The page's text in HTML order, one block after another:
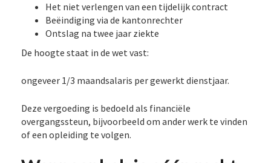
Het niet verlengen van een tijdelijk contract
Beëindiging via de kantonrechter
Ontslag na twee jaar ziekte
De hoogte staat in de wet vast:
ongeveer 1/3 maandsalaris per gewerkt dienstjaar.
Deze vergoeding is bedoeld als financiële
overgangssteun, bijvoorbeeld om ander werk te vinden
of een opleiding te volgen.